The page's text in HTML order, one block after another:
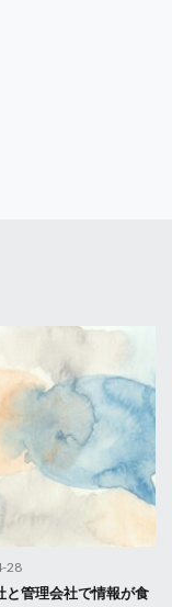
28
と管理会社で情報が食